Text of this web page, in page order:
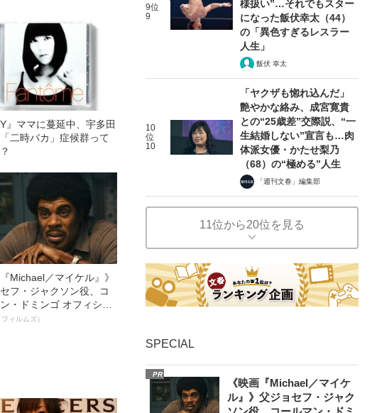
』ママに蔓延中、宇多田
二時バカ」症候群って
『Michael／マイケル』》
フ・ジャクソン役、コ
・ドミンゴ オフィシャ
ビュー“観客を魅了した
ィルムズ）
9位
9
様扱い”…それでもスター
になった飯伏幸太（44）
の「異色すぎるレスラー
人生」
飯伏 幸太
10
位
10
「ヤクザも惚れ込んだ」
艶やかな絡み、成宮寛貴
との“25歳差”交際説、“一
生結婚しない”宣言も…肉
体派女優・かたせ梨乃
（68）の“極める”人生
「週刊文春」編集部
11位から20位を見る
SPECIAL
PR
《映画『Michael／マイケ
ル』》父ジョセフ・ジャク